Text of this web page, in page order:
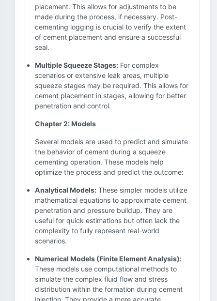
placement. This allows for adjustments to be
made during the process, if necessary. Post-
cementing logging is crucial to verify the extent
of cement placement and ensure a successful
seal.
Multiple Squeeze Stages: For complex
scenarios or extensive leak areas, multiple
squeeze stages may be required. This allows for
cement placement in stages, allowing for better
penetration and control.
Chapter 2: Models
Several models are used to predict and simulate
the behavior of cement during a squeeze
cementing operation. These models help
optimize the process and predict the outcome:
Analytical Models: These simpler models utilize
mathematical equations to approximate cement
penetration and pressure buildup. They are
useful for quick estimations but often lack the
complexity to fully represent real-world
scenarios.
Numerical Models (Finite Element Analysis):
These models use computational methods to
simulate the complex fluid flow and stress
distribution within the formation during cement
injection. They provide a more accurate